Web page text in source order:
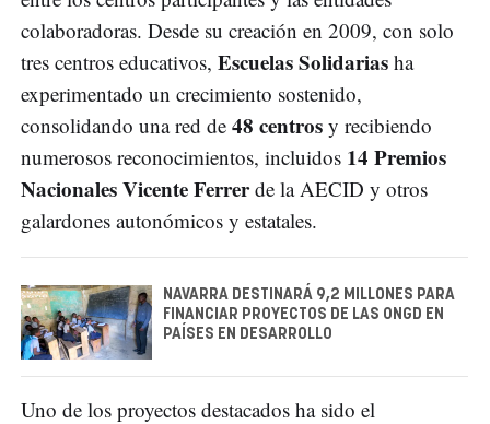
colaboradoras. Desde su creación en 2009, con solo
tres centros educativos, Escuelas Solidarias ha
experimentado un crecimiento sostenido,
consolidando una red de 48 centros y recibiendo
numerosos reconocimientos, incluidos 14 Premios
Nacionales Vicente Ferrerde la AECID y otros
galardones autonómicos y estatales.
NAVARRA DESTINARÁ 9,2 MILLONES PARA
FINANCIAR PROYECTOS DE LAS ONGD EN
PAÍSES EN DESARROLLO
Uno de los proyectos destacados ha sido el